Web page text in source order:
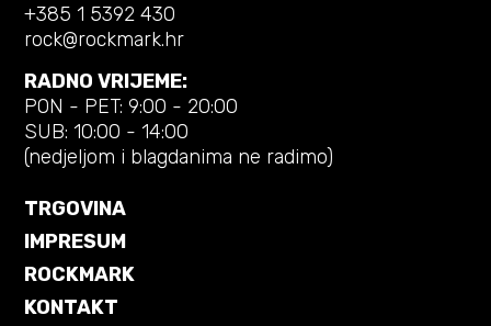
+385 1 5392 430
rock@rockmark.hr
RADNO VRIJEME:
PON - PET: 9:00 - 20:00
SUB: 10:00 - 14:00
(nedjeljom i blagdanima ne radimo)
TRGOVINA
IMPRESUM
ROCKMARK
KONTAKT